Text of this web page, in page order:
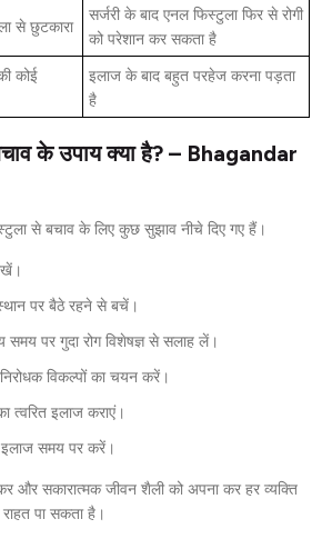
से छुटकारा
सर्जरी के बाद एनल फिस्टुला फिर से रोगी
को परेशान कर सकता है
कोई
इलाज के बाद बहुत परहेज करना पड़ता
है
के उपाय क्या है? – Bhagandar
से बचाव के लिए कुछ सुझाव नीचे दिए गए हैं।
पर बैठे रहने से बचें।
समय पर गुदा रोग विशेषज्ञ से सलाह लें।
विकल्पों का चयन करें।
इलाज कराएं।
समय पर करें।
और सकारात्मक जीवन शैली को अपना कर हर व्यक्ति
पा सकता है।